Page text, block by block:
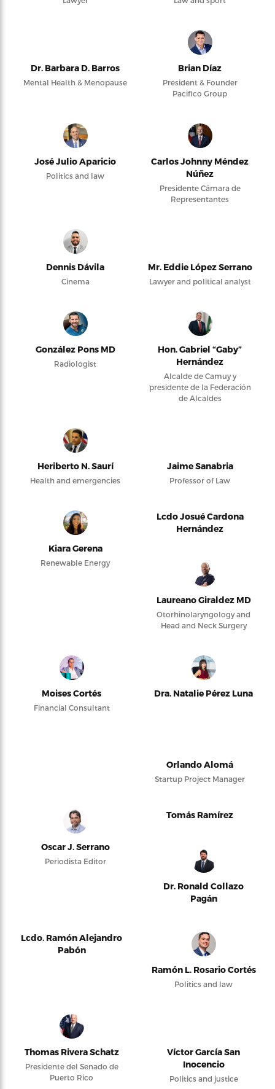
Dr. Barbara D. Barros
Mental Health & Menopause
Brian Díaz
President & Founder
Pacifico Group
José Julio Aparicio
Politics and law
Carlos Johnny Méndez
Núñez
Presidente Cámara de
Representantes
Dennis Dávila
Cinema
Mr. Eddie López Serrano
Lawyer and political analyst
González Pons MD
Radiologist
Hon. Gabriel “Gaby”
Hernández
Alcalde de Camuy y
presidente de la Federación
de Alcaldes
Heriberto N. Saurí
Health and emergencies
Jaime Sanabria
Professor of Law
Kiara Gerena
Renewable Energy
Lcdo Josué Cardona
Hernández
Laureano Giraldez MD
Otorhinolaryngology and
Head and Neck Surgery
Moises Cortés
Financial Consultant
Dra. Natalie Pérez Luna
Orlando Alomá
Startup Project Manager
Oscar J. Serrano
Periodista Editor
Tomás Ramírez
Dr. Ronald Collazo
Pagán
Lcdo. Ramón Alejandro
Pabón
Ramón L. Rosario Cortés
Politics and law
Thomas Rivera Schatz
Presidente del Senado de
Puerto Rico
Víctor García San
Inocencio
Politics and justice